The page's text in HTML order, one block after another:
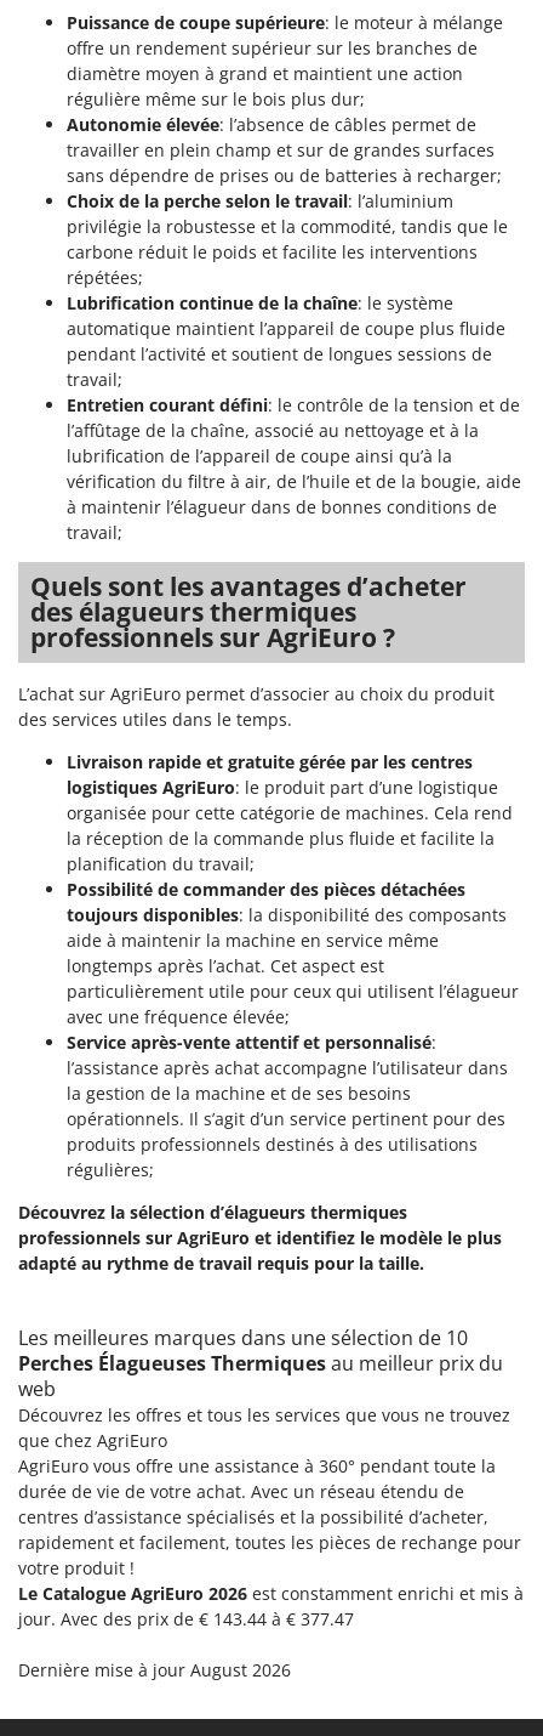
Scies à os
Scies à Ruban
Scies alternatives à batterie
Scies de jardin télescopiques
Sécateurs électriques à batterie
Sécateurs et Échenilloirs manuels
Sécateurs pneumatiques
Semoirs et Épandeurs d'engrais
Socs pour tracteur
Souffleurs aspirateurs pour Feuilles
Soufreuses - Poudreuses à dos
Soufreuses - Poudreuses pour tracteur
Taille-haies
Taille-haies à bras pour tracteur
Tarières
Tondeuses à Gazon
Tondeuses autoportées
Tondeuses débroussailleuses thermiques
Trancheuses
Trancheuses de sol
Transpalettes
Treuils de débardage
Tronçonneuses
Vêtements de Sécurité
Vibroculteurs à tracteur
Imperia
Infaco
Intec
Intex
Italyco
ITM
JOLLY ITALIA
KAAZ
Karcher
Kasco
Kemper
Keter
KitchenAid
Komo
L
Laica
Lampacrescia - MGM
Landxcape
Lavor
Linea VZ
Lisam
Lotusgrill
M.A.I.BO.
Macom
Macte Ovens
Makita
MAMMAMIA
Marcato
Marina Systems
Master
Mastercook
Masterpro
MCH
Mille
Minox
Mockmill
More than chef
MOSA
MOVA
MTD
Puissance de coupe supérieure: le moteur à mélange
offre un rendement supérieur sur les branches de
diamètre moyen à grand et maintient une action
régulière même sur le bois plus dur;
Autonomie élevée: l’absence de câbles permet de
travailler en plein champ et sur de grandes surfaces
sans dépendre de prises ou de batteries à recharger;
Choix de la perche selon le travail: l’aluminium
privilégie la robustesse et la commodité, tandis que le
carbone réduit le poids et facilite les interventions
répétées;
Lubrification continue de la chaîne: le système
automatique maintient l’appareil de coupe plus fluide
pendant l’activité et soutient de longues sessions de
travail;
Entretien courant défini: le contrôle de la tension et de
l’affûtage de la chaîne, associé au nettoyage et à la
lubrification de l’appareil de coupe ainsi qu’à la
vérification du filtre à air, de l’huile et de la bougie, aide
à maintenir l’élagueur dans de bonnes conditions de
travail;
Quels sont les avantages d’acheter
des élagueurs thermiques
professionnels sur AgriEuro ?
L’achat sur AgriEuro permet d’associer au choix du produit
des services utiles dans le temps.
Livraison rapide et gratuite gérée par les centres
logistiques AgriEuro: le produit part d’une logistique
organisée pour cette catégorie de machines. Cela rend
la réception de la commande plus fluide et facilite la
planification du travail;
Possibilité de commander des pièces détachées
toujours disponibles: la disponibilité des composants
aide à maintenir la machine en service même
longtemps après l’achat. Cet aspect est
particulièrement utile pour ceux qui utilisent l’élagueur
avec une fréquence élevée;
Service après-vente attentif et personnalisé:
l’assistance après achat accompagne l’utilisateur dans
la gestion de la machine et de ses besoins
opérationnels. Il s’agit d’un service pertinent pour des
produits professionnels destinés à des utilisations
régulières;
Découvrez la sélection d’élagueurs thermiques
professionnels sur AgriEuro et identifiez le modèle le plus
adapté au rythme de travail requis pour la taille.
Les meilleures marques dans une sélection de 10
Perches Élagueuses Thermiquesau meilleur prix du
web
Découvrez les offres et tous les services que vous ne trouvez
que chez AgriEuro
AgriEuro vous offre une assistance à 360° pendant toute la
durée de vie de votre achat. Avec un réseau étendu de
centres d’assistance spécialisés et la possibilité d’acheter,
rapidement et facilement, toutes les pièces de rechange pour
votre produit !
Le Catalogue AgriEuro 2026 est constamment enrichi et mis à
jour. Avec des prix de € 143.44 à € 377.47
Dernière mise à jour August 2026